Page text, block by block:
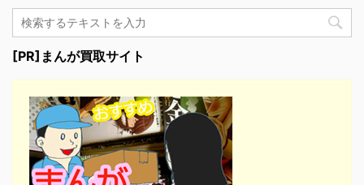
[PR]まんが買取サイト